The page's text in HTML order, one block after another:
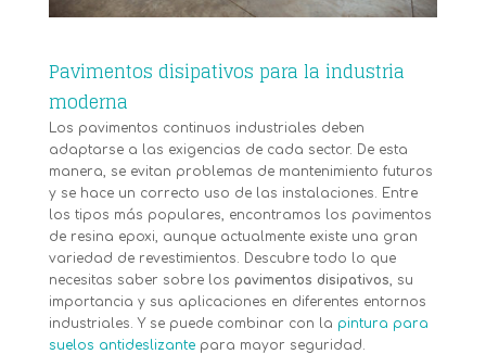
Pavimentos disipativos para la industria
moderna
Los pavimentos continuos industriales deben
adaptarse a las exigencias de cada sector. De esta
manera, se evitan problemas de mantenimiento futuros
y se hace un correcto uso de las instalaciones. Entre
los tipos más populares, encontramos los pavimentos
de resina epoxi, aunque actualmente existe una gran
variedad de revestimientos. Descubre todo lo que
necesitas saber sobre los pavimentos disipativos, su
importancia y sus aplicaciones en diferentes entornos
industriales. Y se puede combinar con la pintura para
suelos antideslizantepara mayor seguridad.